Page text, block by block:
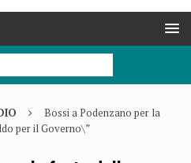
Bossi a Podenzano per la
per il Governo\”